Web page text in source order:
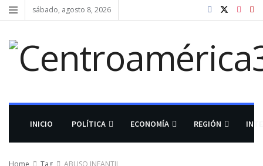
sábado, agosto 8, 2026
INICIO POLÍTICA ECONOMÍA REGIÓN
Home Tag ABUSO INFANTIL